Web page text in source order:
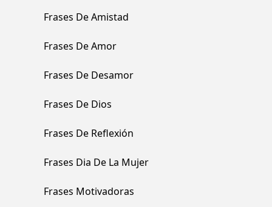
Frases De Amistad
Frases De Amor
Frases De Desamor
Frases De Dios
Frases De Reflexión
Frases Dia De La Mujer
Frases Motivadoras